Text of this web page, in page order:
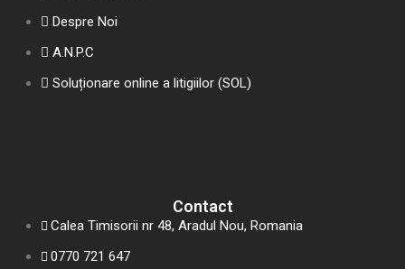
Despre Noi
A.N.P.C
Soluționare online a litigiilor (SOL)
Contact
Calea Timisorii nr 48, Aradul Nou, Romania
0770 721 647